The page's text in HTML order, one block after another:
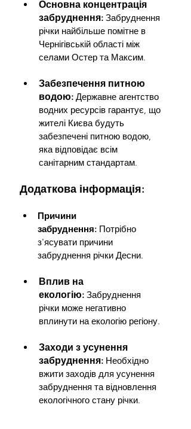
Основна концентрація
забруднення: Забруднення
річки найбільше помітне в
Чернігівській області між
селами Остер та Максим.
Забезпечення питною
водою: Державне агентство
водних ресурсів гарантує, що
жителі Києва будуть
забезпечені питною водою,
яка відповідає всім
санітарним стандартам.
Додаткова інформація:
Причини
забруднення: Потрібно
з'ясувати причини
забруднення річки Десни.
Вплив на
екологію: Забруднення
річки може негативно
вплинути на екологію регіону.
Заходи з усунення
забруднення: Необхідно
вжити заходів для усунення
забруднення та відновлення
екологічного стану річки.